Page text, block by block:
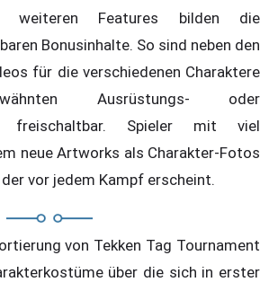
weiteren Features bilden die
Bonusinhalte. So sind neben den
für die verschiedenen Charaktere
Ausrüstungs- oder
freischaltbar. Spieler mit viel
neue Artworks als Charakter-Fotos
vor jedem Kampf erscheint.
von Tekken Tag Tournament
über die sich in erster